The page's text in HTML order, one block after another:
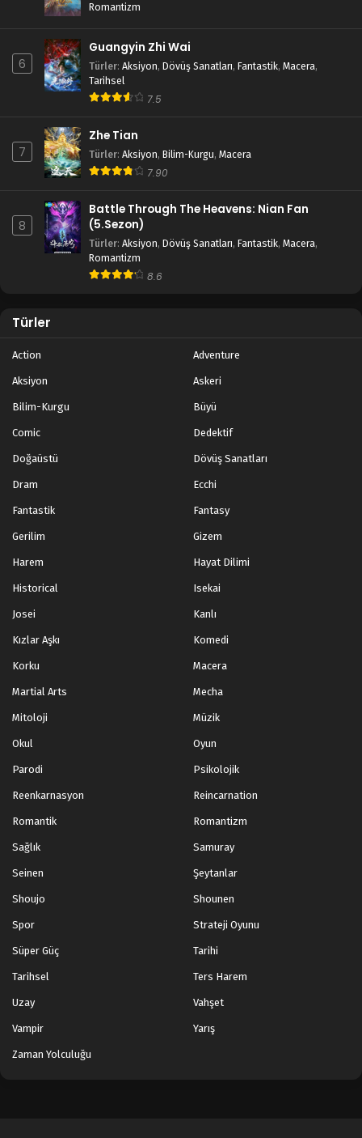
Romantizm
6
Guangyin Zhi Wai
Türler: Aksiyon, Dövüş Sanatları, Fantastik, Macera,
Tarihsel
7.5
7
Zhe Tian
Türler: Aksiyon, Bilim-Kurgu, Macera
7.90
8
Battle Through The Heavens: Nian Fan
(5.Sezon)
Türler: Aksiyon, Dövüş Sanatları, Fantastik, Macera,
Romantizm
8.6
Türler
Action Adventure
Aksiyon Askeri
Bilim-Kurgu Büyü
Comic Dedektif
Doğaüstü Dövüş Sanatları
Dram Ecchi
Fantastik Fantasy
Gerilim Gizem
Harem Hayat Dilimi
Historical Isekai
Josei Kanlı
Kızlar Aşkı Komedi
Korku Macera
Martial Arts Mecha
Mitoloji Müzik
Okul Oyun
Parodi Psikolojik
Reenkarnasyon Reincarnation
Romantik Romantizm
Sağlık Samuray
Seinen Şeytanlar
Shoujo Shounen
Spor Strateji Oyunu
Süper Güç Tarihi
Tarihsel Ters Harem
Uzay Vahşet
Vampir Yarış
Zaman Yolculuğu